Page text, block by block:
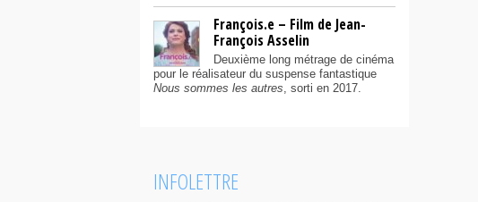
François.e – Film de Jean-
François Asselin
Deuxième long métrage de cinéma
pour le réalisateur du suspense fantastique
Nous sommes les autres, sorti en 2017.
INFOLETTRE